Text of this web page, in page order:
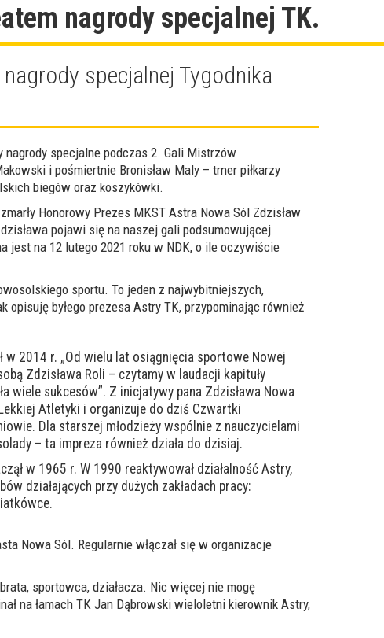
nagrody specjalnej TK.
specjalnej Tygodnika
nagrody specjalne podczas 2. Gali Mistrzów
i pośmiertnie Bronisław Maly – trner piłkarzy
biegów oraz koszykówki.
Honorowy Prezes MKST Astra Nowa Sól Zdzisław
pojawi się na naszej gali podsumowującej
jest na 12 lutego 2021 roku w NDK, o ile oczywiście
sportu. To jeden z najwybitniejszych,
opisuję byłego prezesa Astry TK, przypominając również
w 2014 r. „Od wielu lat osiągnięcia sportowe Nowej
Zdzisława Roli – czytamy w laudacji kapituły
wiele sukcesów”. Z inicjatywy pana Zdzisława Nowa
Atletyki i organizuje do dziś Czwartki
Dla starszej młodzieży wspólnie z nauczycielami
– ta impreza również działa do dzisiaj.
w 1965 r. W 1990 reaktywował działalność Astry,
działających przy dużych zakładach pracy:
Nowa Sól. Regularnie włączał się w organizacje
sportowca, działacza. Nic więcej nie mogę
na łamach TK Jan Dąbrowski wieloletni kierownik Astry,